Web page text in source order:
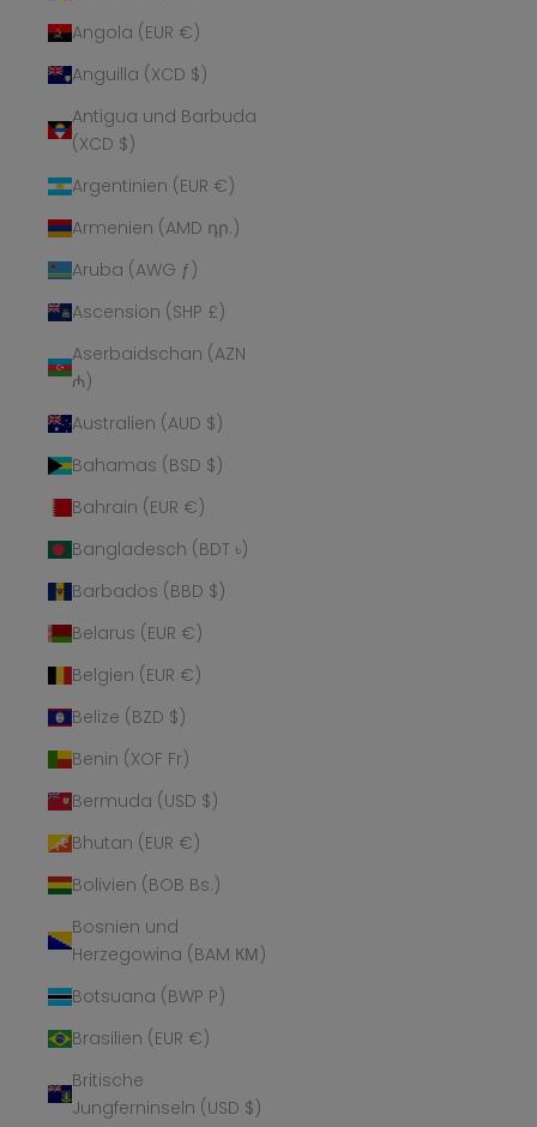
Angola (EUR €)
Anguilla (XCD $)
Antigua und Barbuda
(XCD $)
Argentinien (EUR €)
Armenien (AMD դր.)
Aruba (AWG ƒ)
Ascension (SHP £)
Aserbaidschan (AZN
₼)
Australien (AUD $)
Bahamas (BSD $)
Bahrain (EUR €)
Bangladesch (BDT ৳)
Barbados (BBD $)
Belarus (EUR €)
Belgien (EUR €)
Belize (BZD $)
Benin (XOF Fr)
Bermuda (USD $)
Bhutan (EUR €)
Bolivien (BOB Bs.)
Bosnien und
Herzegowina (BAM КМ)
Botsuana (BWP P)
Brasilien (EUR €)
Britische
Jungferninseln (USD $)